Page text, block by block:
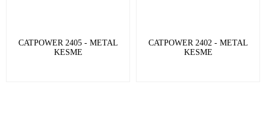
CATPOWER 2405 - METAL
KESME
CATPOWER 2402 - METAL
KESME